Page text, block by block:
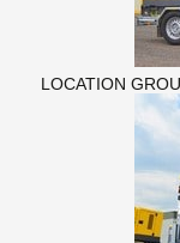
LOCATION